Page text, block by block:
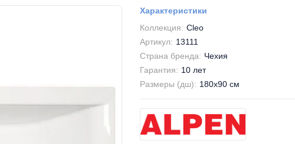
Характеристики
Коллекция: Cleo
Артикул: 13111
Страна бренда: Чехия
Гарантия: 10 лет
Размеры (дш): 180x90 см